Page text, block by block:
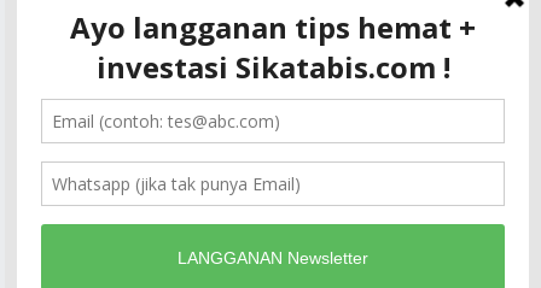
Telkomsel tips kendaraan
tips kpr XL